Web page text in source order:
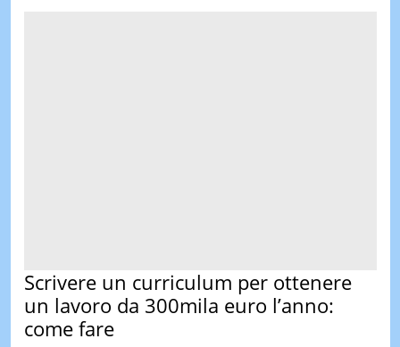
Scrivere un curriculum per ottenere
un lavoro da 300mila euro l’anno:
come fare